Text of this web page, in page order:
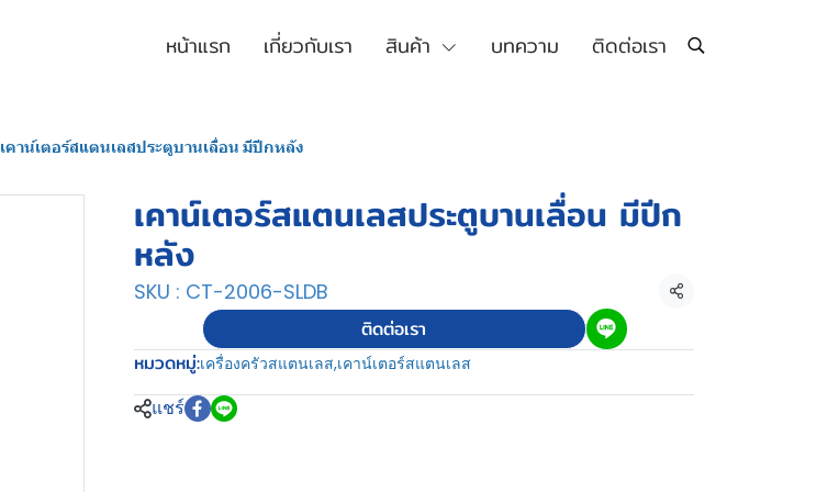
หน้าแรก เกี่ยวกับเรา สินค้า บทความ ติดต่อเรา
เคาน์เตอร์สแตนเลสประตูบานเลื่อน มีปีกหลัง
เคาน์เตอร์สแตนเลสประตูบานเลื่อน มีปีก
หลัง
SKU : CT-2006-SLDB
แชร์
ติดต่อเรา
หมวดหมู่:เครื่องครัวสแตนเลส,เคาน์เตอร์สแตนเลส
แชร์